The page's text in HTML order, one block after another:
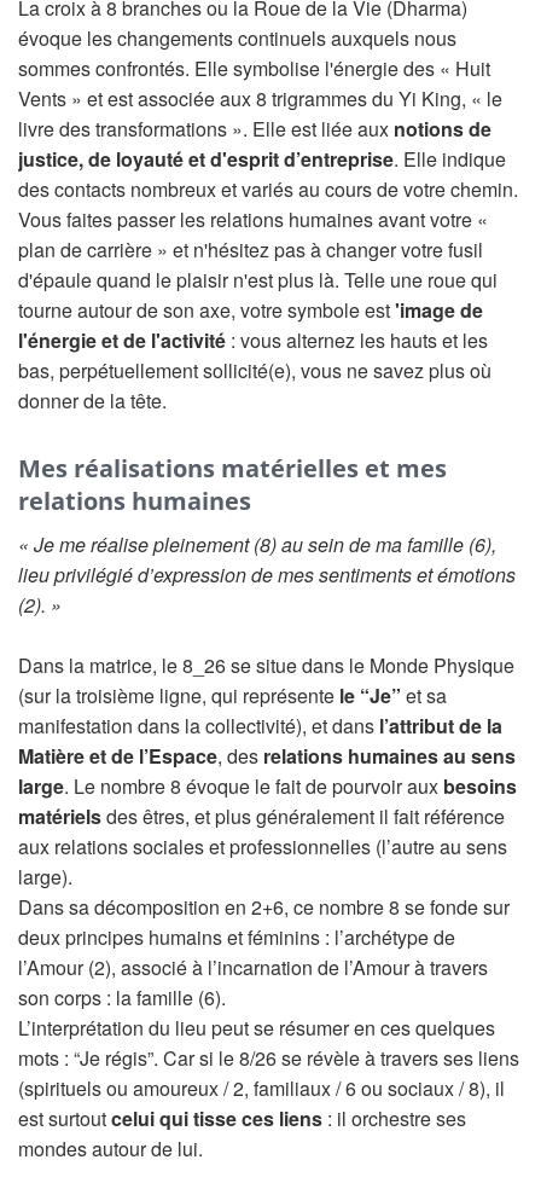
La croix à 8 branches ou la Roue de la Vie (Dharma)
évoque les changements continuels auxquels nous
sommes confrontés. Elle symbolise l'énergie des « Huit
Vents » et est associée aux 8 trigrammes du Yi King, « le
livre des transformations ». Elle est liée aux notions de
justice, de loyauté et d'esprit d’entreprise. Elle indique
des contacts nombreux et variés au cours de votre chemin.
Vous faites passer les relations humaines avant votre «
plan de carrière » et n'hésitez pas à changer votre fusil
d'épaule quand le plaisir n'est plus là. Telle une roue qui
tourne autour de son axe, votre symbole est'image de
l'énergie et de l'activité : vous alternez les hauts et les
bas, perpétuellement sollicité(e), vous ne savez plus où
donner de la tête.
Mes réalisations matérielles et mes
relations humaines
« Je me réalise pleinement (8) au sein de ma famille (6),
lieu privilégié d’expression de mes sentiments et émotions
(2). »
Dans la matrice, le 8_26 se situe dans le Monde Physique
(sur la troisième ligne, qui représente le “Je” et sa
manifestation dans la collectivité), et dans l’attribut de la
Matière et de l’Espace, des relations humaines au sens
large. Le nombre 8 évoque le fait de pourvoir aux besoins
matérielsdes êtres, et plus généralement il fait référence
aux relations sociales et professionnelles (l’autre au sens
large).
Dans sa décomposition en 2+6, ce nombre 8 se fonde sur
deux principes humains et féminins : l’archétype de
l’Amour (2), associé à l’incarnation de l’Amour à travers
son corps : la famille (6).
L’interprétation du lieu peut se résumer en ces quelques
mots : “Je régis”. Car si le 8/26 se révèle à travers ses liens
(spirituels ou amoureux / 2, familiaux / 6 ou sociaux / 8), il
est surtoutcelui qui tisse ces liens : il orchestre ses
mondes autour de lui.